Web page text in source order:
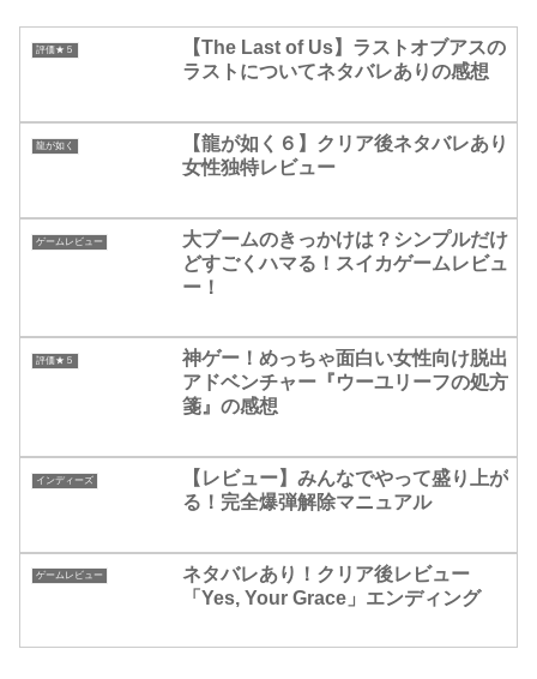
評価★５
【The Last of Us】ラストオブアスの
ラストについてネタバレありの感想
龍が如く
【龍が如く６】クリア後ネタバレあり
女性独特レビュー
ゲームレビュー
大ブームのきっかけは？シンプルだけ
どすごくハマる！スイカゲームレビュ
ー！
評価★５
神ゲー！めっちゃ面白い女性向け脱出
アドベンチャー『ウーユリーフの処方
箋』の感想
インディーズ
【レビュー】みんなでやって盛り上が
る！完全爆弾解除マニュアル
ゲームレビュー
ネタバレあり！クリア後レビュー
「Yes, Your Grace」エンディング